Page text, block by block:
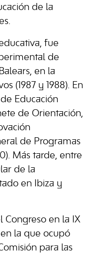
de la
fue
de
en la
(1987 y 1988). En
Educación
de Orientación,
de Programas
Más tarde, entre
de la
en Ibiza y
Congreso en la IX
en la que ocupó
para las